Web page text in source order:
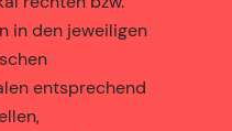
in den jeweiligen
entsprechend